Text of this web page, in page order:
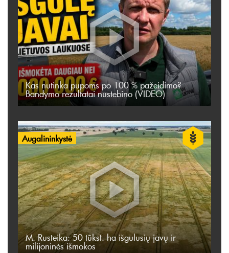
Kas nutinka pupoms po 100 % pažeidimo?
Bandymo rezultatai nustebino (VIDEO)
Augalininkystė
M. Rusteika: 50 tūkst. ha išgulusių javų ir
milijoninės išmokos